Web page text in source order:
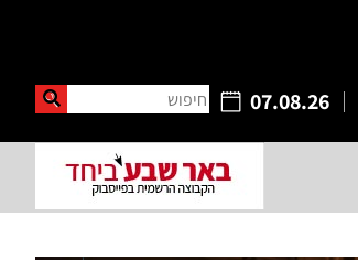
07.08.26 חיפוש